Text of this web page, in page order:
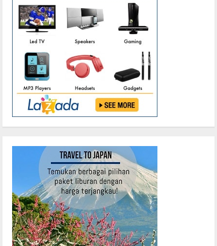
Hari
Libur,
Polsek
Bukit
Sosialisasikan
Prokes
Cegah
Covid-